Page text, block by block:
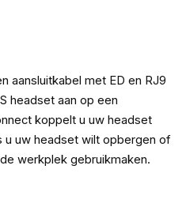
aansluitkabel met ED en RJ9
headset aan op een
koppelt u uw headset
u uw headset wilt opbergen of
werkplek gebruikmaken.